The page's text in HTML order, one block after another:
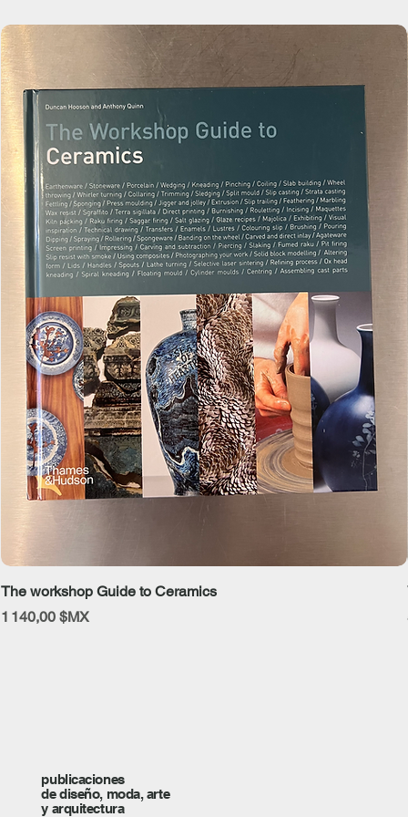
The workshop Guide to Ceramics
Prix
1 140,00 $MX
publicaciones
de diseño, moda, arte
y arquitectura